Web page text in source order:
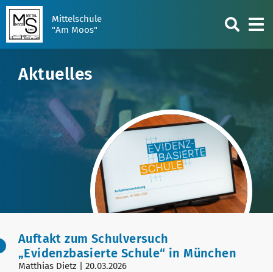
Mittelschule
"Am Moos"
Aktuelles
Auftakt zum Schulversuch
„Evidenzbasierte Schule“ in München
Matthias Dietz | 20.03.2026